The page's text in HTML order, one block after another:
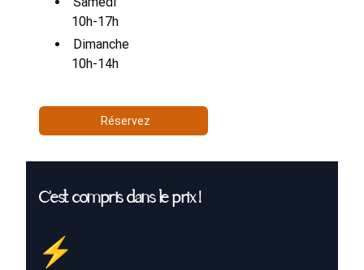
10h-17h
Dimanche
10h-14h
Réservez
C'est compris dans le prix !
⚡